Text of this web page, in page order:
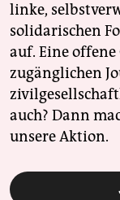
linke,
solidarischen
auf. Eine
zugänglichen
auch? Dann
unsere Aktion.